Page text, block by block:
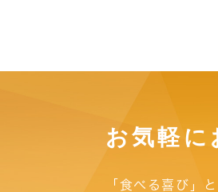
お気軽に
「食べる喜び」